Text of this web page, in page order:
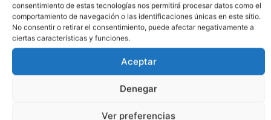
consentimiento de estas tecnologías nos permitirá procesar datos como el
comportamiento de navegación o las identificaciones únicas en este sitio.
No consentir o retirar el consentimiento, puede afectar negativamente a
ciertas características y funciones.
Aceptar
Denegar
Ver preferencias
n
e
t